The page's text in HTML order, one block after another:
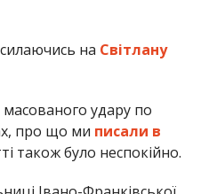
на Світлану
удару по
про що ми писали в
також було неспокійно.